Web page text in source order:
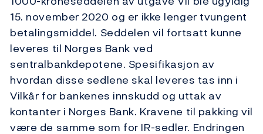
15. november 2020 og er ikke lenger tvungent
betalingsmiddel. Seddelen vil fortsatt kunne
leveres til Norges Bank ved
sentralbankdepotene. Spesifikasjon av
hvordan disse sedlene skal leveres tas inn i
Vilkår for bankenes innskudd og uttak av
kontanter i Norges Bank. Kravene til pakking vil
være de samme som for IR-sedler. Endringen